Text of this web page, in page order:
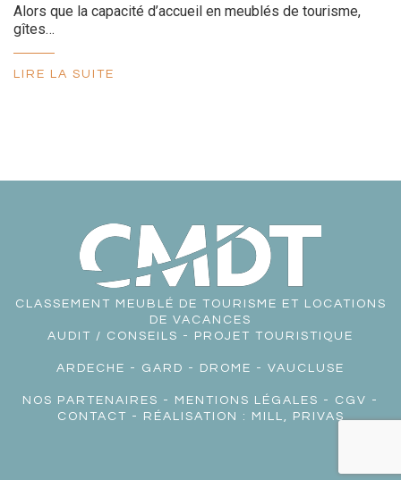
Alors que la capacité d’accueil en meublés de tourisme,
gîtes…
LIRE LA SUITE
CLASSEMENT MEUBLÉ DE TOURISME ET LOCATIONS
DE VACANCES
AUDIT / CONSEILS - PROJET TOURISTIQUE
ARDECHE - GARD - DROME - VAUCLUSE
NOS PARTENAIRES - MENTIONS LÉGALES - CGV -
CONTACT - RÉALISATION : MILL, PRIVAS